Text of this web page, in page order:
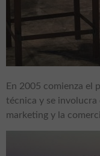
En 2005 comienza el
técnica y se involucra
marketing y la